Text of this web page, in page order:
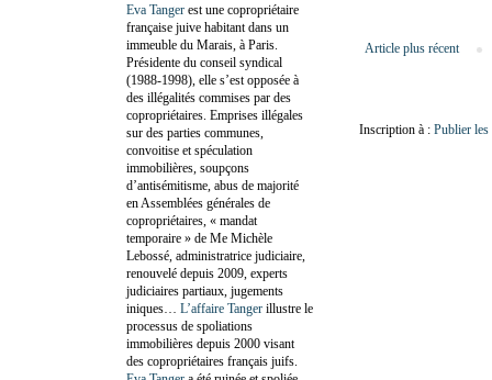
Article plus récent
Inscription à : Publier
Eva Tanger est une copropriétaire
française juive habitant dans un
immeuble du Marais, à Paris.
Présidente du conseil syndical
(1988-1998), elle s’est opposée à
des illégalités commises par des
copropriétaires. Emprises illégales
sur des parties communes,
convoitise et spéculation
immobilières, soupçons
d’antisémitisme, abus de majorité
en Assemblées générales de
copropriétaires, « mandat
temporaire » de Me Michèle
Lebossé, administratrice judiciaire,
renouvelé depuis 2009, experts
judiciaires partiaux, jugements
iniques… L’affaire Tanger illustre le
processus de spoliations
immobilières depuis 2000 visant
des copropriétaires français juifs.